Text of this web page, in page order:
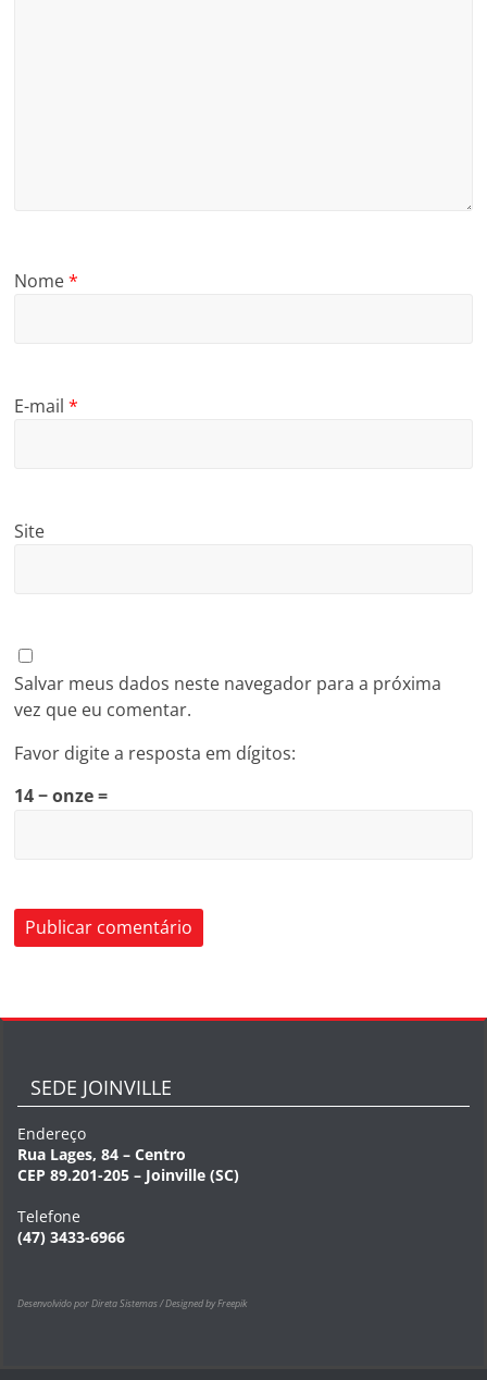
Nome*
E-mail*
Site
Salvar meus dados neste navegador para a próxima
vez que eu comentar.
Favor digite a resposta em dígitos:
14 − onze =
SEDE JOINVILLE
Endereço
Rua Lages, 84 – Centro
CEP 89.201-205 – Joinville (SC)
Telefone
(47) 3433-6966
Desenvolvido por Direta Sistemas /Designed by Freepik